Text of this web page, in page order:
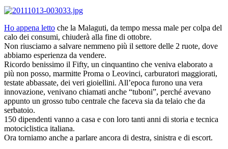
Ho appena letto che la Malaguti, da tempo messa male per colpa del
calo dei consumi, chiuderà alla fine di ottobre.
Non riusciamo a salvare nemmeno più il settore delle 2 ruote, dove
abbiamo esperienza da vendere.
Ricordo benissimo il Fifty, un cinquantino che veniva elaborato a
più non posso, marmitte Proma o Leovinci, carburatori maggiorati,
testate abbassate, dei veri gioiellini. All’epoca furono una vera
innovazione, venivano chiamati anche “tuboni”, perché avevano
appunto un grosso tubo centrale che faceva sia da telaio che da
serbatoio.
150 dipendenti vanno a casa e con loro tanti anni di storia e tecnica
motociclistica italiana.
Ora torniamo anche a parlare ancora di destra, sinistra e di escort.